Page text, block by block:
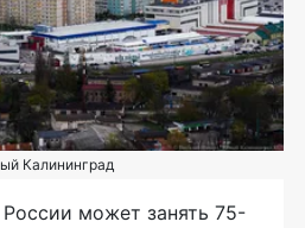
Калининград
России может занять 75-